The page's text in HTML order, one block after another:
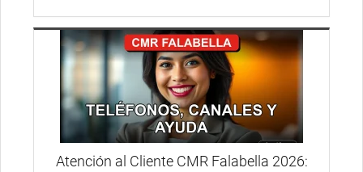
Atención al Cliente CMR Falabella 2026: